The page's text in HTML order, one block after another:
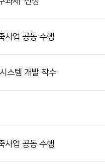
사업 공동 수행
스템 개발 착수
사업 공동 수행